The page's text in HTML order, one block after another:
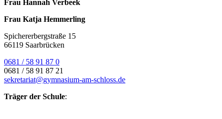
Frau Hannah Verbeek
Frau Katja Hemmerling
Spichererbergstraße 15
66119 Saarbrücken
0681 / 58 91 87 0
0681 / 58 91 87 21
sekretariat@gymnasium-am-schloss.de
Träger der Schule: